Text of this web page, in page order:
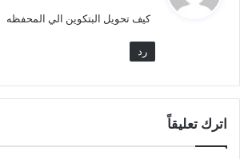
ل
كيف تحويل البتكوين الي المحفظه
رد
اترك تعليقاً